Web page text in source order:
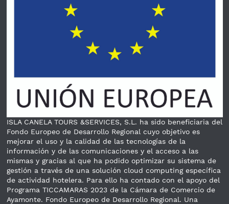
ISLA CANELA TOURS &SERVICES, S.L. ha sido beneficiaria del
Fondo Europeo de Desarrollo Regional cuyo objetivo es
mejorar el uso y la calidad de las tecnologías de la
información y de las comunicaciones y el acceso a las
mismas y gracias al que ha podido optimizar su sistema de
gestión a través de una solución cloud computing específica
de actividad hotelera. Para ello ha contado con el apoyo del
Programa TICCAMARAS 2023 de la Cámara de Comercio de
Ayamonte. Fondo Europeo de Desarrollo Regional. Una